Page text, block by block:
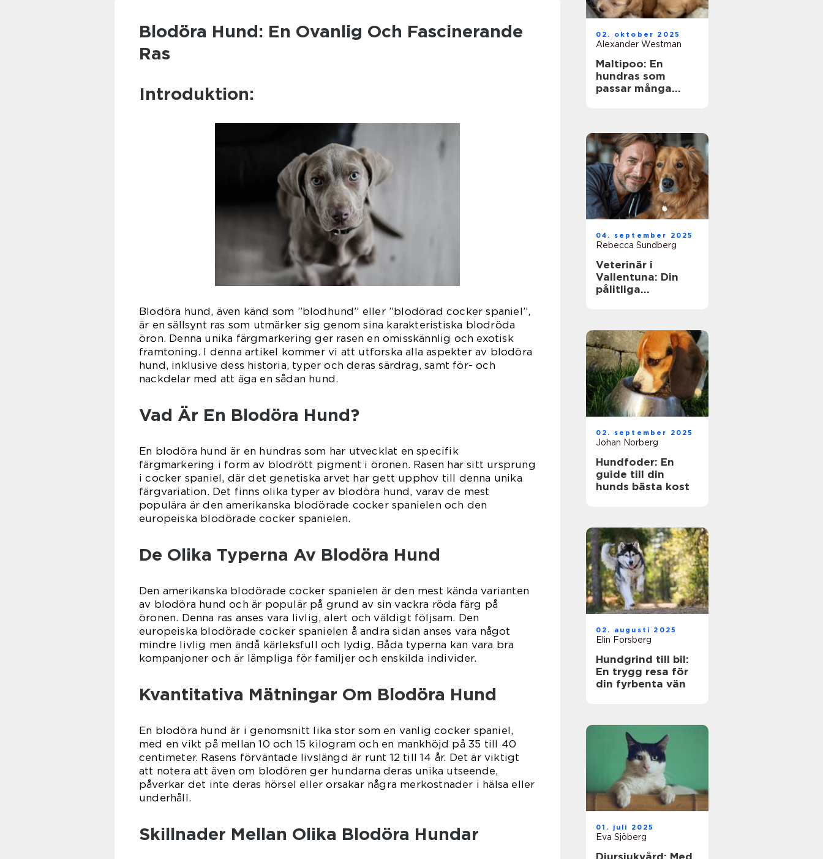
Blodöra Hund: En Ovanlig Och Fascinerande
Ras
Introduktion:
Blodöra hund, även känd som ”blodhund” eller ”blodörad cocker spaniel”,
är en sällsynt ras som utmärker sig genom sina karakteristiska blodröda
öron. Denna unika färgmarkering ger rasen en omisskännlig och exotisk
framtoning. I denna artikel kommer vi att utforska alla aspekter av blodöra
hund, inklusive dess historia, typer och deras särdrag, samt för- och
nackdelar med att äga en sådan hund.
Vad Är En Blodöra Hund?
En blodöra hund är en hundras som har utvecklat en specifik
färgmarkering i form av blodrött pigment i öronen. Rasen har sitt ursprung
i cocker spaniel, där det genetiska arvet har gett upphov till denna unika
färgvariation. Det finns olika typer av blodöra hund, varav de mest
populära är den amerikanska blodörade cocker spanielen och den
europeiska blodörade cocker spanielen.
De Olika Typerna Av Blodöra Hund
Den amerikanska blodörade cocker spanielen är den mest kända varianten
av blodöra hund och är populär på grund av sin vackra röda färg på
öronen. Denna ras anses vara livlig, alert och väldigt följsam. Den
europeiska blodörade cocker spanielen å andra sidan anses vara något
mindre livlig men ändå kärleksfull och lydig. Båda typerna kan vara bra
kompanjoner och är lämpliga för familjer och enskilda individer.
Kvantitativa Mätningar Om Blodöra Hund
En blodöra hund är i genomsnitt lika stor som en vanlig cocker spaniel,
med en vikt på mellan 10 och 15 kilogram och en mankhöjd på 35 till 40
centimeter. Rasens förväntade livslängd är runt 12 till 14 år. Det är viktigt
att notera att även om blodören ger hundarna deras unika utseende,
påverkar det inte deras hörsel eller orsakar några merkostnader i hälsa eller
underhåll.
Skillnader Mellan Olika Blodöra Hundar
02. oktober 2025
Alexander Westman
Maltipoo: En
hundras som
passar många
04. september 2025
Rebecca Sundberg
Veterinär i
Vallentuna: Din
pålitliga
02. september 2025
Johan Norberg
Hundfoder: En
guide till din
hunds bästa kost
02. augusti 2025
Elin Forsberg
Hundgrind till bil:
En trygg resa för
din fyrbenta vän
01. juli 2025
Eva Sjöberg
Djursjukvård: Med